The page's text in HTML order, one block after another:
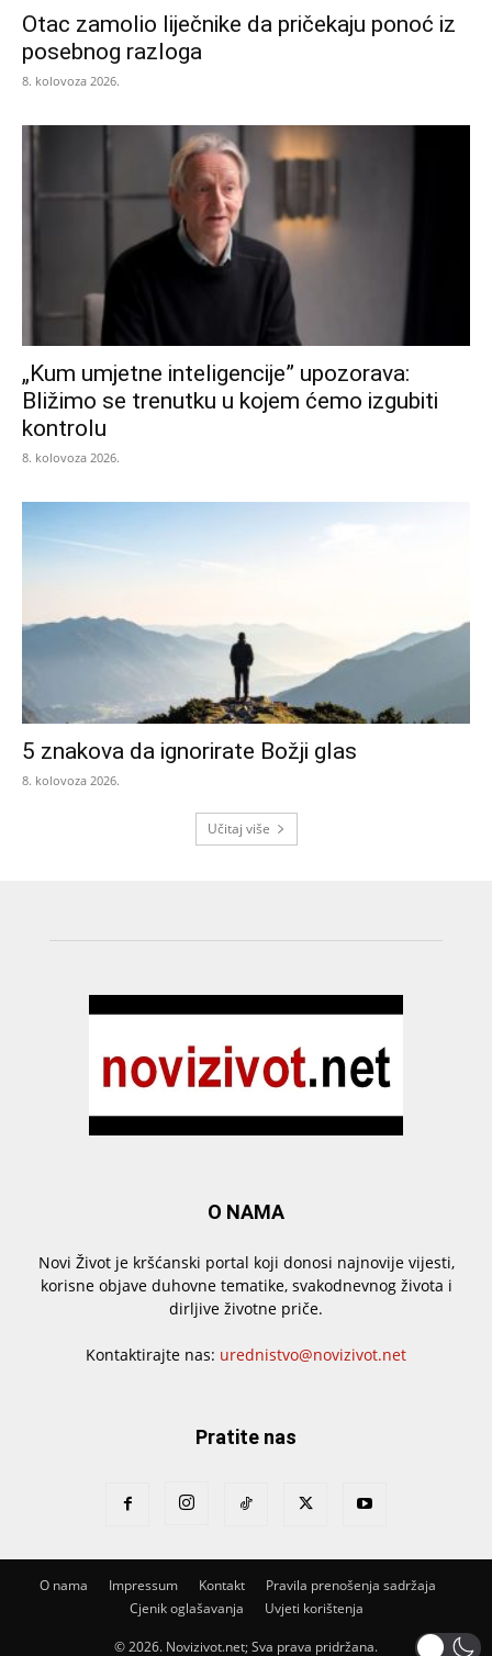
Otac zamolio liječnike da pričekaju ponoć iz
posebnog razloga
8. kolovoza 2026.
„Kum umjetne inteligencije” upozorava:
Bližimo se trenutku u kojem ćemo izgubiti
kontrolu
8. kolovoza 2026.
5 znakova da ignorirate Božji glas
8. kolovoza 2026.
Učitaj više
O NAMA
Novi Život je kršćanski portal koji donosi najnovije vijesti,
korisne objave duhovne tematike, svakodnevnog života i
dirljive životne priče.
Kontaktirajte nas: urednistvo@novizivot.net
Pratite nas
O nama Impressum Kontakt
Pravila prenošenja sadržaja
Cjenik oglašavanja
Uvjeti korištenja
© 2026. Novizivot.net; Sva prava pridržana.